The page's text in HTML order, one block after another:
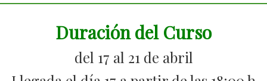
Duración del Curso
del 17 al 21 de abril